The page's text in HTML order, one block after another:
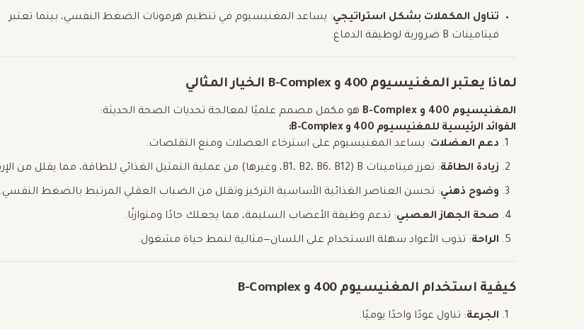
تناول المكملات بشكل استراتيجي: يساعد المغنيسيوم في تنظيم هرمونات الضغط النفسي، بينما تعتبر
فيتامينات B ضرورية لوظيفة الدماغ.
لماذا يعتبر المغنيسيوم 400 و B-Complex الخيار المثالي
المغنيسيوم 400 و B-Complex
هو مكمل مصمم علميًا لمعالجة تحديات الصحة الحديثة:
الفوائد الرئيسية للمغنيسيوم 400 و B-Complex:
دعم العضلات: يساعد المغنيسيوم على استرخاء العضلات ومنع التقلصات.
زيادة الطاقة: تعزز فيتامينات B (B1، B2، B6، B12، وغيرها) من عملية التمثيل الغذائي للطاقة، مما يقلل من الإرهاق.
وضوح ذهني: تحسن العناصر الغذائية الأساسية التركيز وتقلل من الضباب العقلي المرتبط بالضغط النفسي.
صحة الجهاز العصبي: تدعم وظيفة الأعصاب السليمة، مما يجعلك حادًا ومتوازنًا.
الراحة: تذوب الأعواد سهلة الاستخدام على اللسان—مثالية لنمط حياة مشغول.
كيفية استخدام المغنيسيوم 400 و B-Complex
الجرعة: تناول عودًا واحدًا يوميًا.